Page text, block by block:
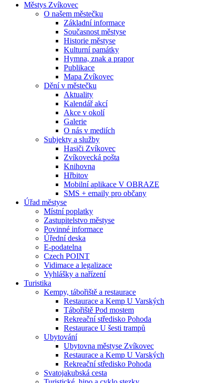
Městys Zvíkovec
O našem městečku
Základní informace
Současnost městyse
Historie městyse
Kulturní památky
Hymna, znak a prapor
Publikace
Mapa Zvíkovec
Dění v městečku
Aktuality
Kalendář akcí
Akce v okolí
Galerie
O nás v mediích
Subjekty a služby
Hasiči Zvíkovec
Zvíkovecká pošta
Knihovna
Hřbitov
Mobilní aplikace V OBRAZE
SMS + emaily pro občany
Úřad městyse
Místní poplatky
Zastupitelstvo městyse
Povinné informace
Úřední deska
E-podatelna
Czech POINT
Vidimace a legalizace
Vyhlášky a nařízení
Turistika
Kempy, tábořiště a restaurace
Restaurace a Kemp U Varských
Tábořiště Pod mostem
Rekreační středisko Pohoda
Restaurace U šesti trampů
Ubytování
Ubytovna městyse Zvíkovec
Restaurace a Kemp U Varských
Rekreační středisko Pohoda
Svatojakubská cesta